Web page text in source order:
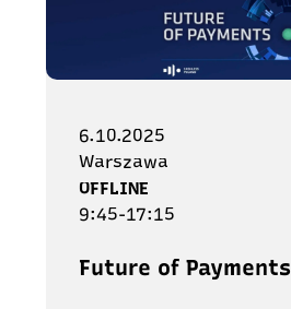
6.10.2025
Warszawa
OFFLINE
9:45-17:15
Future of Payments